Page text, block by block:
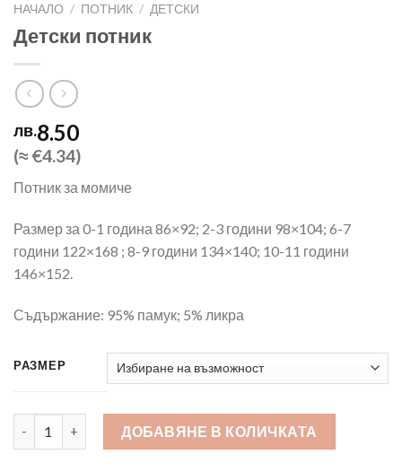
НАЧАЛО / ПОТНИК / ДЕТСКИ
Детски потник
лв.8.50
(≈ €4.34)
Потник за момиче
Размер за 0-1 година 86×92; 2-3 години 98×104; 6-7
години 122×168 ; 8-9 години 134×140; 10-11 години
146×152.
Съдържание: 95% памук; 5% ликра
РАЗМЕР
количество за Детски потникДОБАВЯНЕ В КОЛИЧКАТА